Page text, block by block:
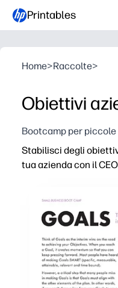
Printables
Home>Raccolte>
Obiettivi
Bootcamp per
Stabilisci degli
tua azienda con il